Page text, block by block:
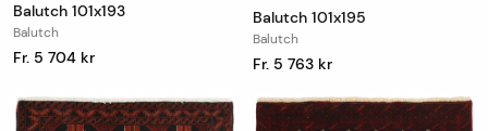
Balutch 101x193
Balutch
Fr. 5 704 kr
Balutch 101x195
Balutch
Fr. 5 763 kr